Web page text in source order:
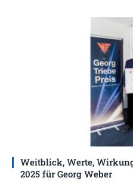
Weitblick, Werte,
2025 für Georg Weber